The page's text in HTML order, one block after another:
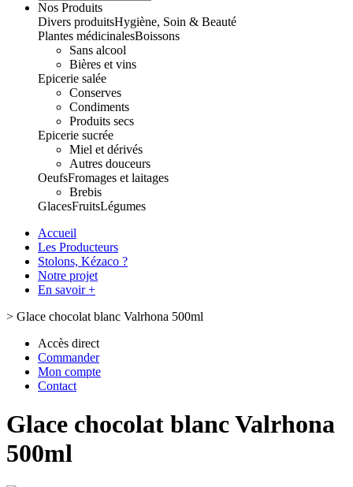
Nos Produits
Divers produitsHygiène, Soin & Beauté
Plantes médicinalesBoissons
Sans alcool
Bières et vins
Epicerie salée
Conserves
Condiments
Produits secs
Epicerie sucrée
Miel et dérivés
Autres douceurs
OeufsFromages et laitages
Brebis
GlacesFruitsLégumes
Accueil
Les Producteurs
Stolons, Kézaco ?
Notre projet
En savoir +
> Glace chocolat blanc Valrhona 500ml
Accès direct
Commander
Mon compte
Contact
Glace chocolat blanc Valrhona
500ml